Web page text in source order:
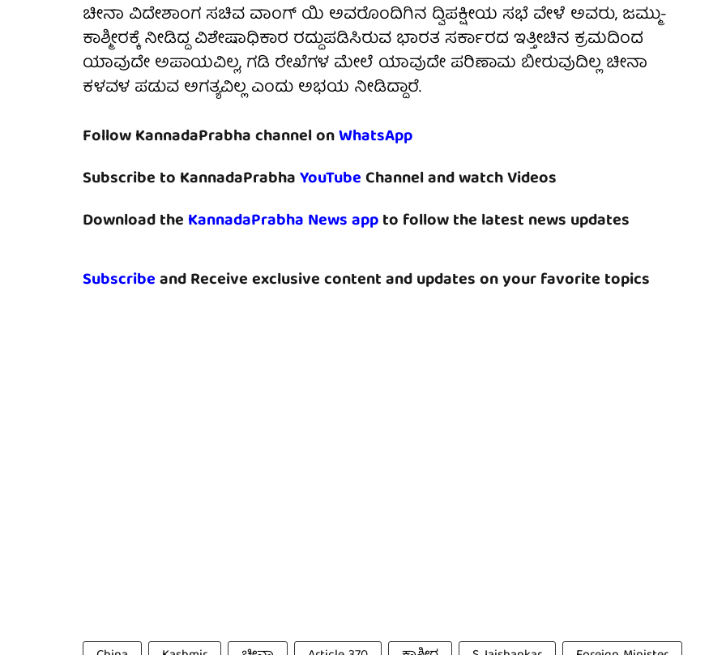
ಚೀನಾ ವಿದೇಶಾಂಗ ಸಚಿವ ವಾಂಗ್ ಯಿ ಅವರೊಂದಿಗಿನ ದ್ವಿಪಕ್ಷೀಯ ಸಭೆ ವೇಳೆ ಅವರು, ಜಮ್ಮು-
ಕಾಶ್ಮೀರಕ್ಕೆ ನೀಡಿದ್ದ ವಿಶೇಷಾಧಿಕಾರ ರದ್ದುಪಡಿಸಿರುವ ಭಾರತ ಸರ್ಕಾರದ ಇತ್ತೀಚಿನ ಕ್ರಮದಿಂದ
ಯಾವುದೇ ಅಪಾಯವಿಲ್ಲ, ಗಡಿ ರೇಖೆಗಳ ಮೇಲೆ ಯಾವುದೇ ಪರಿಣಾಮ ಬೀರುವುದಿಲ್ಲ ಚೀನಾ
ಕಳವಳ ಪಡುವ ಅಗತ್ಯವಿಲ್ಲ ಎಂದು ಅಭಯ ನೀಡಿದ್ದಾರೆ.
Follow KannadaPrabha channel onWhatsApp
Subscribe to KannadaPrabhaYouTubeChannel and watch Videos
Download the KannadaPrabha News appto follow the latest news updates
Subscribeand Receive exclusive content and updates on your favorite topics